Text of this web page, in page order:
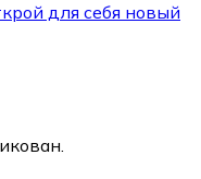
для себя новый